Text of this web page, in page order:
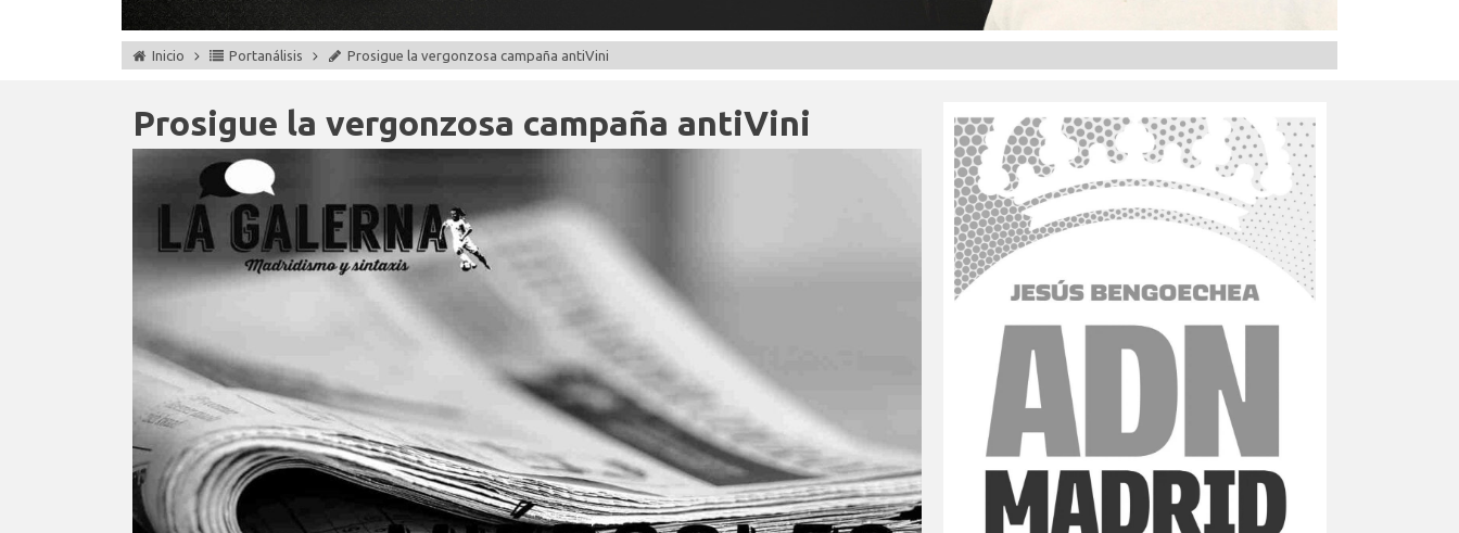
Inicio Portanálisis Prosigue la vergonzosa campaña antiVini
Prosigue la vergonzosa campaña antiVini